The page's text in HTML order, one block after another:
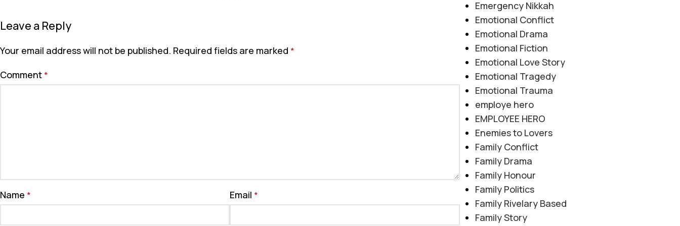
Leave a Reply
Your email address will not be published. Required fields are marked *
Comment *
Name * Email *
Emergency Nikkah
Emotional Conflict
Emotional Drama
Emotional Fiction
Emotional Love Story
Emotional Tragedy
Emotional Trauma
employe hero
EMPLOYEE HERO
Enemies to Lovers
Family Conflict
Family Drama
Family Honour
Family Politics
Family Rivelary Based
Family Story